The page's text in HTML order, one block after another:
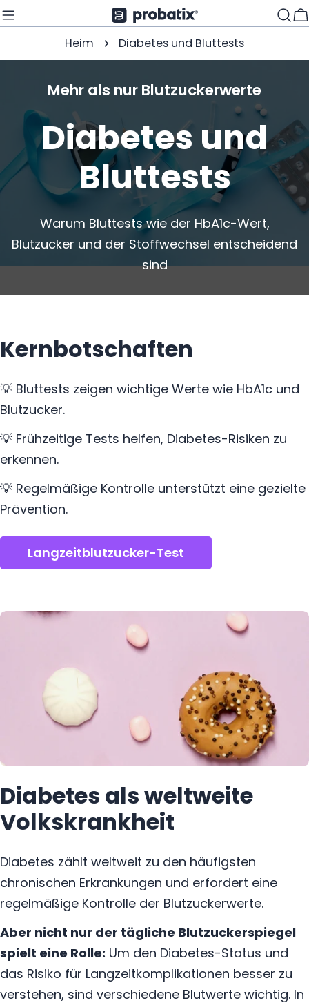
Zum
Inhalt
i
t
e
u
n
d
l
u
t
t
e
s
t
s
Heim Diabetes und Bluttests
Mehr als nur Blutzuckerwerte
Diabetes und
Bluttests
Warum Bluttests wie der HbA1c-Wert,
Blutzucker und der Stoffwechsel entscheidend
sind
Kernbotschaften
💡 Bluttests zeigen wichtige Werte wie HbA1c und
Blutzucker.
💡 Frühzeitige Tests helfen, Diabetes-Risiken zu
erkennen.
💡 Regelmäßige Kontrolle unterstützt eine gezielte
Prävention.
Langzeitblutzucker-Test
Diabetes als weltweite
Volkskrankheit
Diabetes zählt weltweit zu den häufigsten
chronischen Erkrankungen und erfordert eine
regelmäßige Kontrolle der Blutzuckerwerte.
Aber nicht nur der tägliche Blutzuckerspiegel
spielt eine Rolle: Um den Diabetes-Status und
das Risiko für Langzeitkomplikationen besser zu
verstehen, sind verschiedene Blutwerte wichtig. In